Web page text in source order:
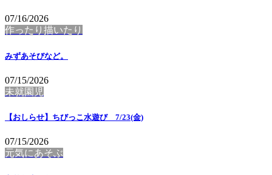
07/16/2026
作ったり描いたり
みずあそびなど。
07/15/2026
未就園児
【おしらせ】ちびっこ水遊び 7/23(金)
07/15/2026
元気にあそぶ